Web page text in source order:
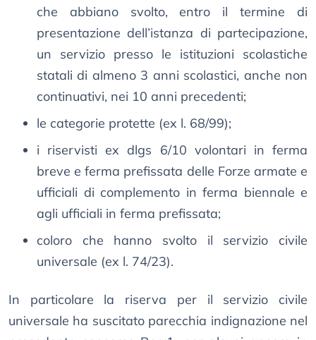
che abbiano svolto, entro il termine di
presentazione dell’istanza di partecipazione,
un servizio presso le istituzioni scolastiche
statali di almeno 3 anni scolastici, anche non
continuativi, nei 10 anni precedenti;
le categorie protette (ex l. 68/99);
i riservisti ex dlgs 6/10 volontari in ferma
breve e ferma prefissata delle Forze armate e
ufficiali di complemento in ferma biennale e
agli ufficiali in ferma prefissata;
coloro che hanno svolto il servizio civile
universale (ex l. 74/23).
In particolare la riserva per il servizio civile
universale ha suscitato parecchia indignazione nel